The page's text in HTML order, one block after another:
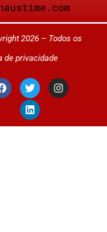
2026 – Todos os
de privacidade